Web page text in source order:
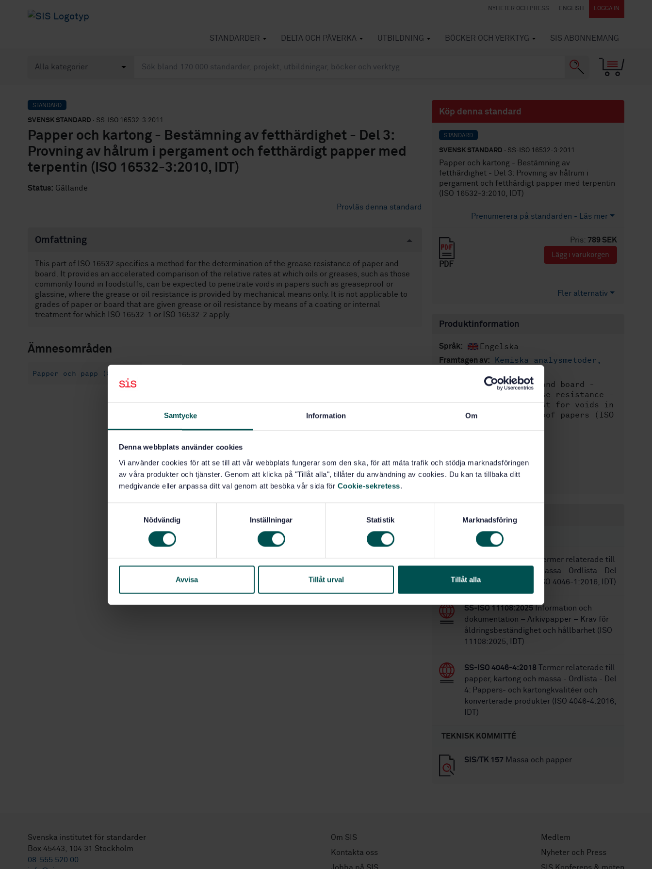
Samtycke Information Om
Denna webbplats använder cookies
Vi använder cookies för att se till att vår webbplats fungerar som den ska, för att mäta trafik och stödja marknadsföringen
av våra produkter och tjänster. Genom att klicka på "Tillåt alla", tillåter du användning av cookies. Du kan ta tillbaka ditt
medgivande eller anpassa ditt val genom att besöka vår sida för Cookie-sekretess.
s
Nödvändig Inställningar Statistik Marknadsföring
Avvisa Tillåt urval Tillåt alla
NYHETER OCH PRESS ENGLISH LOGGA IN
STANDARDER DELTA OCH PÅVERKA UTBILDNING BÖCKER OCH VERKTYG SIS ABONNEMANG
STANDARD
SVENSK STANDARD · SS-ISO 16532-3:2011
Papper och kartong - Bestämning av fetthärdighet - Del 3:
Provning av hålrum i pergament och fetthärdigt papper med
terpentin (ISO 16532-3:2010, IDT)
Status: Gällande
Provläs denna standard
Omfattning
This part of ISO 16532 specifies a method for the determination of the grease resistance of paper and
board. It provides an accelerated comparison of the relative rates at which oils or greases, such as those
commonly found in foodstuffs, can be expected to penetrate voids in papers such as greaseproof or
glassine, where the grease or oil resistance is provided by mechanical means only. It is not applicable to
grades of paper or board that are given grease or oil resistance by means of a coating or internal
treatment for which ISO 16532-1 or ISO 16532-2 apply.
Ämnesområden
Papper och papp (85.060)
Köp denna standard
STANDARD
SVENSK STANDARD · SS-ISO 16532-3:2011
Papper och kartong - Bestämning av
fetthärdighet - Del 3: Provning av hålrum i
pergament och fetthärdigt papper med terpentin
(ISO 16532-3:2010, IDT)
Prenumerera på standarden - Läs mer
Pris: 789 SEK
PDF
Lägg i varukorgen
Fler alternativ
Produktinformation
Språk: Engelska
Framtagen av:
Kemiska analysmetoder,
Internationell titel:Paper and board -
Determination of grease resistance -
Part 3: Turpentine test for voids in
glassine and greaseproof papers (ISO
Fastställd:2011-02-03
Inom samma område
STANDARDER
SS-ISO 4046-1:2018Termer relaterade till
papper, kartong och massa - Ordlista - Del
1: Alfabetiskt index (ISO 4046-1:2016, IDT)
SS-ISO 11108:2025 Information och
dokumentation – Arkivpapper – Krav för
åldringsbeständighet och hållbarhet (ISO
11108:2025, IDT)
SS-ISO 4046-4:2018 Termer relaterade till
papper, kartong och massa - Ordlista - Del
4: Pappers- och kartongkvalitéer och
konverterade produkter (ISO 4046-4:2016,
IDT)
TEKNISK KOMMITTÉ
SIS/TK 157 Massa och papper
Svenska institutet för standarder
Box 45443, 104 31 Stockholm
08-555 520 00
Om SIS
Kontakta oss
Jobba på SIS
Medlem
Nyheter och Press
SIS Konferens & möten